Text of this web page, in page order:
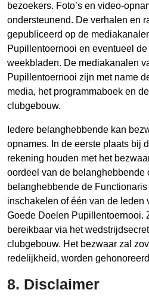
bezoekers. Foto’s en video-
ondersteunend. De verhalen en
gepubliceerd op de
Pupillentoernooi en eventueel
weekbladen. De mediakanalen
Pupillentoernooi zijn met name
media, het programmaboek en
clubgebouw.
Iedere belanghebbende kan
opnames. In de eerste plaats bij
rekening houden met het
oordeel van de belanghebbende
belanghebbende de
inschakelen of één van de leden
Goede Doelen Pupillentoernooi.
bereikbaar via het
clubgebouw. Het bezwaar zal
redelijkheid, worden
8. Disclaimer